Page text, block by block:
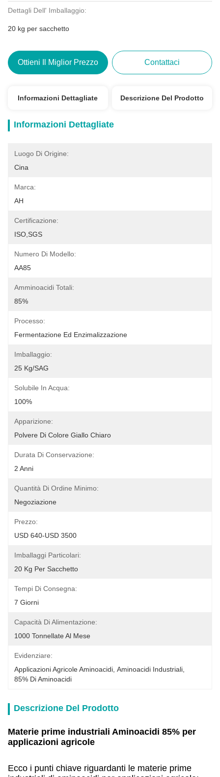
Dettagli Dell' Imballaggio:
20 kg per sacchetto
Ottieni Il Miglior Prezzo Contattaci
Informazioni Dettagliate Descrizione Del Prodotto
Informazioni Dettagliate
Luogo Di Origine:
Cina
Marca:
AH
Certificazione:
ISO,SGS
Numero Di Modello:
AA85
Amminoacidi Totali:
85%
Processo:
Fermentazione Ed Enzimalizzazione
Imballaggio:
25 Kg/SAG
Solubile In Acqua:
100%
Apparizione:
Polvere Di Colore Giallo Chiaro
Durata Di Conservazione:
2 Anni
Quantità Di Ordine Minimo:
Negoziazione
Prezzo:
USD 640-USD 3500
Imballaggi Particolari:
20 Kg Per Sacchetto
Tempi Di Consegna:
7 Giorni
Capacità Di Alimentazione:
1000 Tonnellate Al Mese
Evidenziare:
Applicazioni Agricole Aminoacidi Aminoacidi Industriali
85% Di Aminoacidi
Descrizione Del Prodotto
Materie prime industriali Aminoacidi 85% per
applicazioni agricole
Ecco i punti chiave riguardanti le materie prime